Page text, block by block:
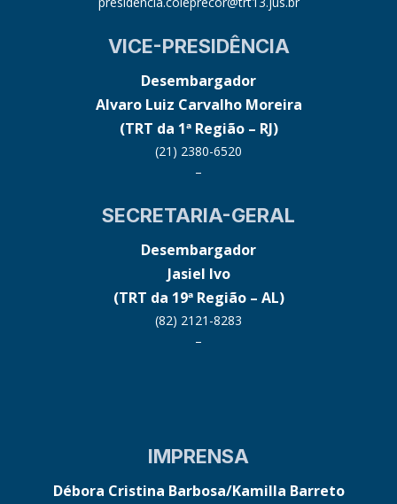
VICE-PRESIDÊNCIA
Desembargador
Alvaro Luiz Carvalho Moreira
(TRT da 1ª Região – RJ)
(21) 2380-6520
–
SECRETARIA-GERAL
Desembargador
Jasiel Ivo
(TRT da 19ª Região – AL)
(82) 2121-8283
–
IMPRENSA
Débora Cristina Barbosa/Kamilla Barreto